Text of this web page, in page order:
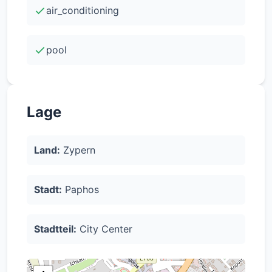
air_conditioning
pool
Lage
Land: Zypern
Stadt: Paphos
Stadtteil: City Center